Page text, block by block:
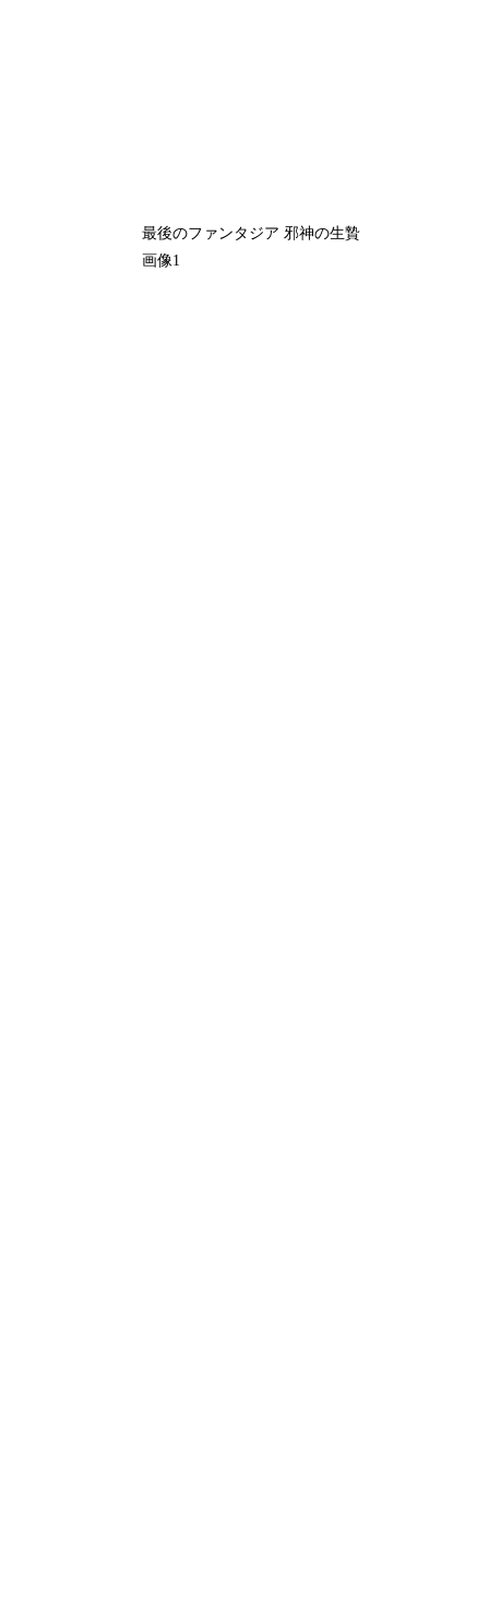
最後のファンタジア 邪神の生贄
画像1